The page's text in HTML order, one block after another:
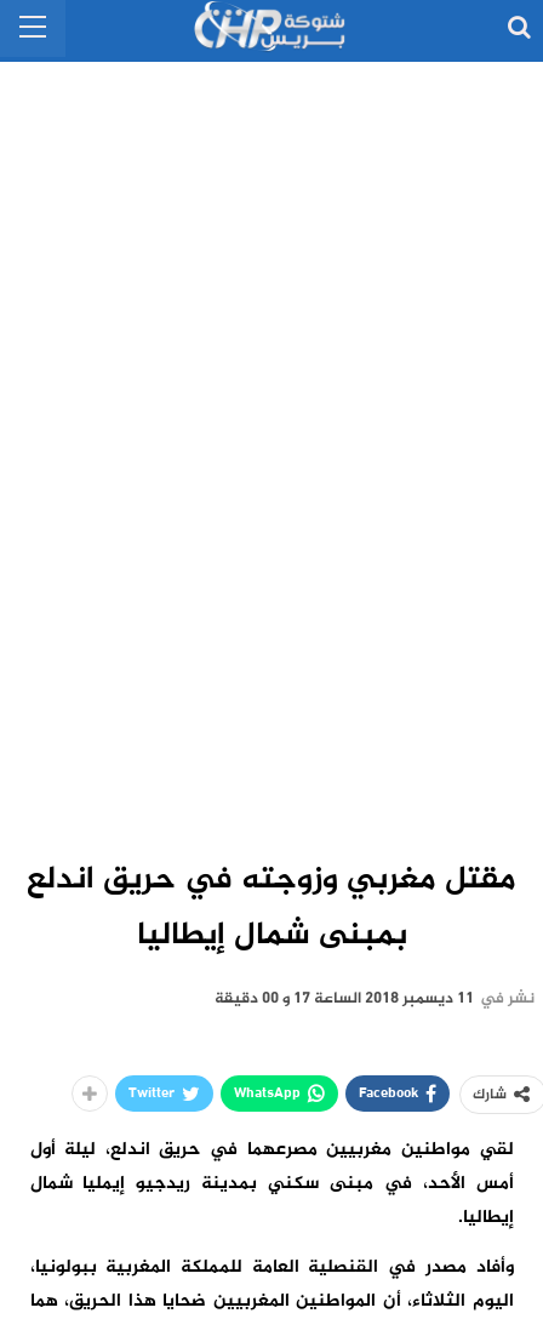
مقتل مغربي وزوجته في حريق اندلع
بمبنى شمال إيطاليا
نشر في 11 ديسمبر 2018 الساعة 17 و 00 دقيقة
شارك Facebook
WhatsApp
Twitter
لقي مواطنين مغربيين مصرعهما في حريق اندلع، ليلة أول
أمس الأحد، في مبنى سكني بمدينة ريدجيو إيمليا شمال
إيطاليا.
وأفاد مصدر في القنصلية العامة للمملكة المغربية ببولونيا،
اليوم الثلاثاء، أن المواطنين المغربيين ضحايا هذا الحريق، هما